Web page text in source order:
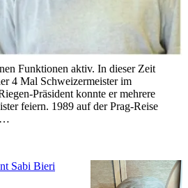
Funktionen aktiv. In dieser Zeit
4 Mal Schweizermeister im
Präsident konnte er mehrere
feiern. 1989 auf der Prag-Reise
…
Sabi Bieri